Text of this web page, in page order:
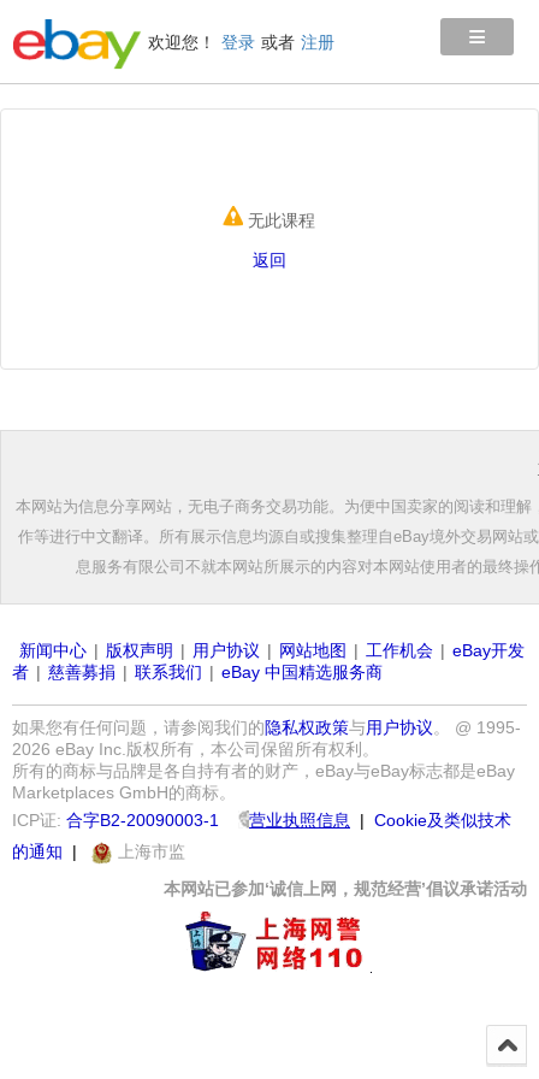
≡
欢迎您！ 登录 或者 注册
无此课程
返回
本网站为信息分享网站，无电子商务交易功能。为便中国卖家的阅读和理
作等进行中文翻译。所有展示信息均源自或搜集整理自eBay境外交易网站
息服务有限公司不就本网站所展示的内容对本网站使用者的最终
新闻中心 | 版权声明 | 用户协议 | 网站地图 | 工作机会 | eBay开发
者 | 慈善募捐 | 联系我们 | eBay 中国精选服务商
如果您有任何问题，请参阅我们的隐私权政策与用户协议。 @ 1995-
2026 eBay Inc.版权所有，本公司保留所有权利。
所有的商标与品牌是各自持有者的财产，eBay与eBay标志都是eBay
Marketplaces GmbH的商标。
ICP证: 合字B2-20090003-1 营业执照信息 | Cookie及类似技术
的通知 |
上海市监
本网站已参加‘诚信上网，规范经营’倡议承诺活动